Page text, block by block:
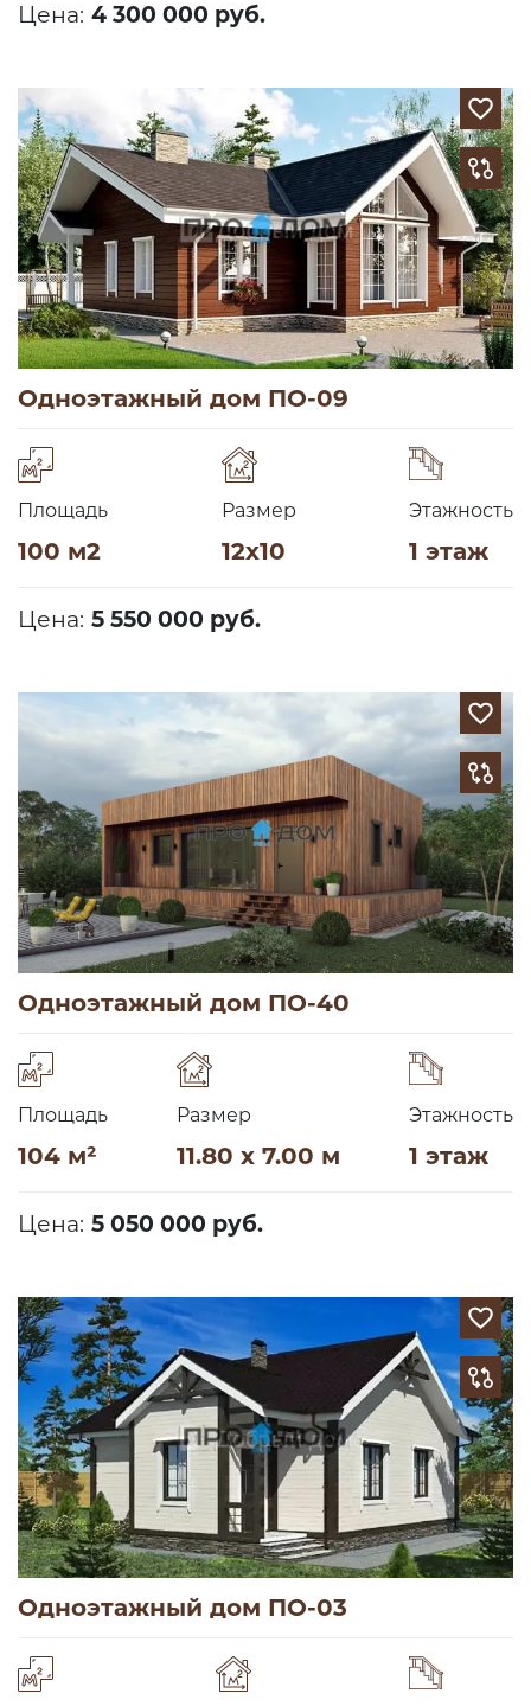
Цена: 4 300 000 руб.
Одноэтажный дом ПО-09
Площадь
100 м2
Размер
12х10
Этажность
1 этаж
Цена: 5 550 000 руб.
Одноэтажный дом ПО-40
Площадь
104 м²
Размер
11.80 x 7.00 м
Этажность
1 этаж
Цена: 5 050 000 руб.
Одноэтажный дом ПО-03